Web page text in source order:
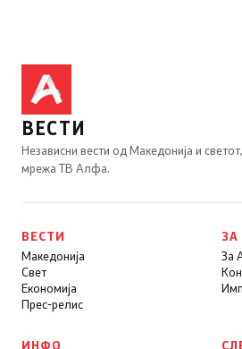
ВЕСТИ
Независни вести од Македонија и
мрежа ТВ Алфа.
ВЕСТИ
Македонија
Свет
Економија
Прес-релис
ЗА
За
ИНФО